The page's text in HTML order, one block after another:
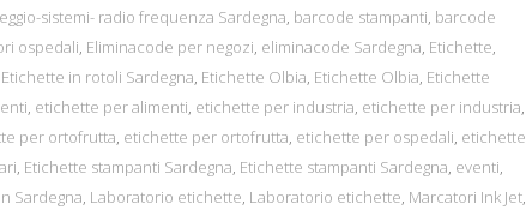
sistemi- radio frequenza Sardegna, barcode stampanti, barcode
ospedali, Eliminacode per negozi, eliminacode Sardegna, Etichette,
Etichette in rotoli Sardegna, Etichette Olbia, Etichette Olbia, Etichette
, etichette per alimenti, etichette per industria, etichette per industria,
per ortofrutta, etichette per ortofrutta, etichette per ospedali, etichette
, Etichette stampanti Sardegna, Etichette stampanti Sardegna, eventi,
Sardegna, Laboratorio etichette, Laboratorio etichette, Marcatori Ink Jet,